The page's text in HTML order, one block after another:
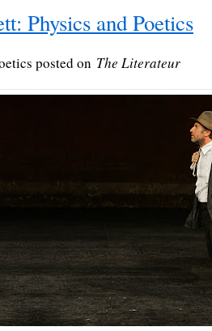
Physics and Poetics
posted on The Literateur